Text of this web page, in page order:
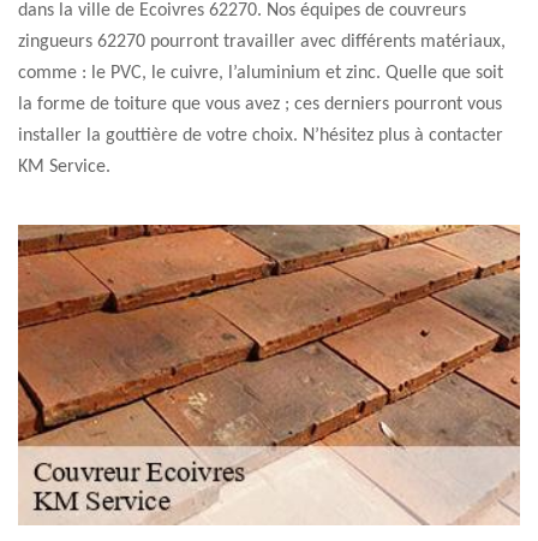
dans la ville de Ecoivres 62270. Nos équipes de couvreurs
zingueurs 62270 pourront travailler avec différents matériaux,
comme : le PVC, le cuivre, l’aluminium et zinc. Quelle que soit
la forme de toiture que vous avez ; ces derniers pourront vous
installer la gouttière de votre choix. N’hésitez plus à contacter
KM Service.